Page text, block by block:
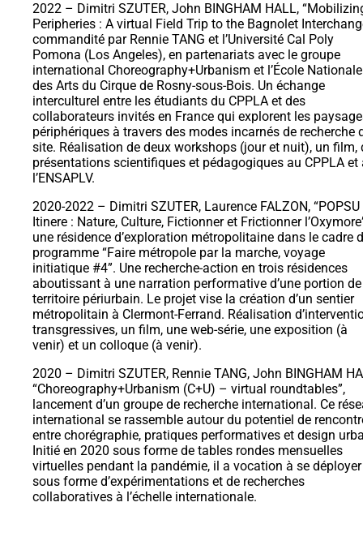
2022 – Dimitri SZUTER, John BINGHAM HALL,
Peripheries : A virtual Field Trip to the Bagnolet
commandité par Rennie TANG et l’Université Cal Poly
Pomona (Los Angeles), en partenariats avec le groupe
international Choreography+Urbanism et l’École Nationale
des Arts du Cirque de Rosny-sous-Bois. Un échange
interculturel entre les étudiants du CPPLA et des
collaborateurs invités en France qui explorent les
périphériques à travers des modes incarnés de recherche
site. Réalisation de deux workshops (jour et nuit), un film,
présentations scientifiques et pédagogiques au CPPLA et
l’ENSAPLV.
2020-2022 – Dimitri SZUTER, Laurence FALZON, “POPSU
Itinere : Nature, Culture, Fictionner et Frictionner
une résidence d’exploration métropolitaine dans le cadre
programme “Faire métropole par la marche, voyage
initiatique #4”. Une recherche-action en trois résidences
aboutissant à une narration performative d’une portion de
territoire périurbain. Le projet vise la création d’un sentier
métropolitain à Clermont-Ferrand. Réalisation
transgressives, un film, une web-série, une exposition (à
venir) et un colloque (à venir).
2020 – Dimitri SZUTER, Rennie TANG, John BINGHAM
“Choreography+Urbanism (C+U) – virtual roundtables”,
lancement d’un groupe de recherche international. Ce
international se rassemble autour du potentiel de
entre chorégraphie, pratiques performatives et design
Initié en 2020 sous forme de tables rondes mensuelles
virtuelles pendant la pandémie, il a vocation à se déployer
sous forme d’expérimentations et de recherches
collaboratives à l’échelle internationale.